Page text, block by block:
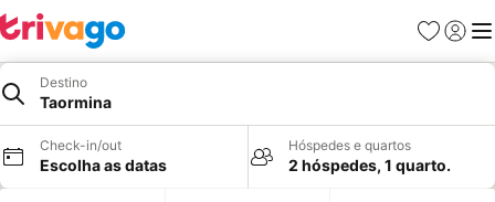
Favoritos
Iniciar
Destino
Taormina
Check-in/out
Escolha as datas
Hóspedes e quartos
2 hóspedes, 1 quarto.